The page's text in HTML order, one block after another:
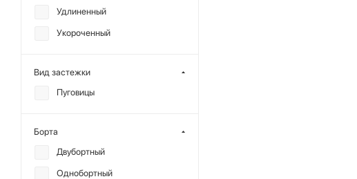
Сатин
Экокожа
Удлиненный
Укороченный
Вид застежки
Пуговицы
Борта
Двубортный
Однобортный